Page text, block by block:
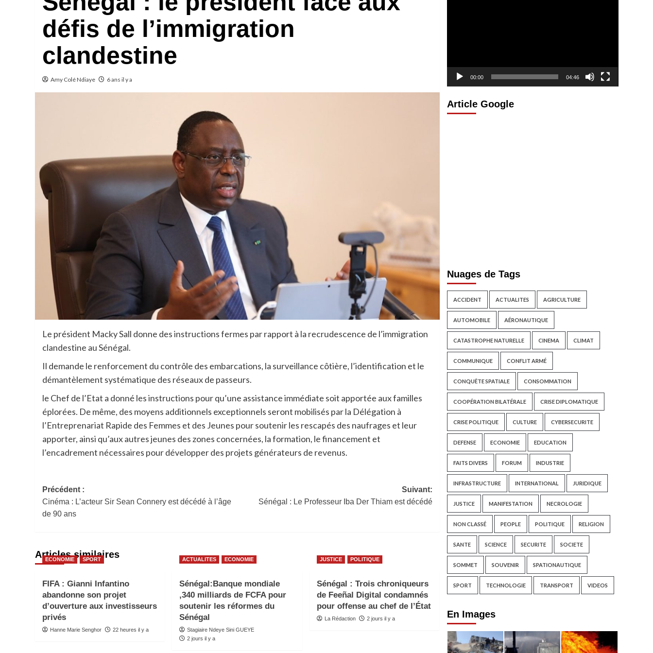
défis de l’immigration
clandestine
Amy Colé Ndiaye 6 ans il y a
Le président Macky Sall donne des instructions fermes par rapport à la recrudescence de l’immigration
clandestine au Sénégal.
Il demande le renforcement du contrôle des embarcations, la surveillance côtière, l’identification et le
démantèlement systématique des réseaux de passeurs.
le Chef de l’Etat a donné les instructions pour qu’une assistance immédiate soit apportée aux familles
éplorées. De même, des moyens additionnels exceptionnels seront mobilisés par la Délégation à
l’Entreprenariat Rapide des Femmes et des Jeunes pour soutenir les rescapés des naufrages et leur
apporter, ainsi qu’aux autres jeunes des zones concernées, la formation, le financement et
l’encadrement nécessaires pour développer des projets générateurs de revenus.
Navigation
d’article
Précédent :
Cinéma : L’acteur Sir Sean Connery est décédé à l’âge
de 90 ans
Suivant:
Sénégal : Le Professeur Iba Der Thiam est décédé
Articles similaires
ECONOMIE SPORT
FIFA : Gianni Infantino
abandonne son projet
d’ouverture aux investisseurs
privés
Hanne Marie Senghor 22 heures il y a
ACTUALITES ECONOMIE
Sénégal:Banque mondiale
,340 milliards de FCFA pour
soutenir les réformes du
Sénégal
Stagiaire Ndeye Sini GUEYE
2 jours il y a
JUSTICE POLITIQUE
Sénégal : Trois chroniqueurs
de Feeñal Digital condamnés
pour offense au chef de l’État
La Rédaction 2 jours il y a
00:00 04:46
Article Google
Nuages de Tags
ACCIDENT ACTUALITES AGRICULTURE
AUTOMOBILE AÉRONAUTIQUE
CATASTROPHE NATURELLE CINEMA CLIMAT
COMMUNIQUE CONFLIT ARMÉ
CONQUÊTE SPATIALE CONSOMMATION
COOPÉRATION BILATÉRALE CRISE DIPLOMATIQUE
CRISE POLITIQUE CULTURE CYBERSECURITE
DEFENSE ECONOMIE EDUCATION
FAITS DIVERS FORUM INDUSTRIE
INFRASTRUCTURE INTERNATIONAL JURIDIQUE
JUSTICE MANIFESTATION NECROLOGIE
NON CLASSÉ PEOPLE POLITIQUE RELIGION
SANTE SCIENCE SECURITE SOCIETE
SOMMET SOUVENIR SPATIONAUTIQUE
SPORT TECHNOLOGIE TRANSPORT VIDEOS
En Images